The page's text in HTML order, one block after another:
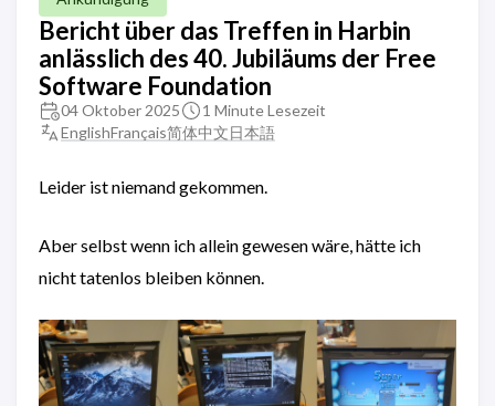
Bericht über das Treffen in Harbin
anlässlich des 40. Jubiläums der Free
Software Foundation
04 Oktober 2025
1 Minute Lesezeit
EnglishFrançais简体中文日本語
Leider ist niemand gekommen.
Aber selbst wenn ich allein gewesen wäre, hätte ich
nicht tatenlos bleiben können.